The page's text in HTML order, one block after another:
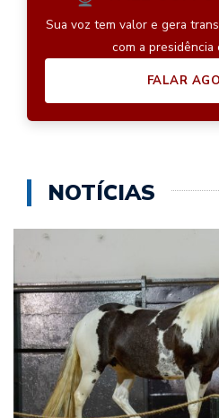
Sua voz tem valor e gera
com a presidência
FALAR
NOTÍCIAS